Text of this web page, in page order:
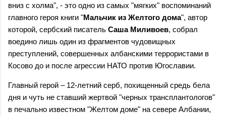
вниз с холма", - это одно из самых "мягких" воспоминаний
главного героя книги "Мальчик из Желтого дома", автор
которой, сербский писатель Саша Миливоев, собрал
воедино лишь один из фрагментов чудовищных
преступлений, совершенных албанскими террористами в
Косово до и после агрессии НАТО против Югославии.
Главный герой – 12-летний серб, похищенный средь бела
дня и чуть не ставший жертвой "черных трансплантологов"
в печально известном "Желтом доме" на севере Албании,